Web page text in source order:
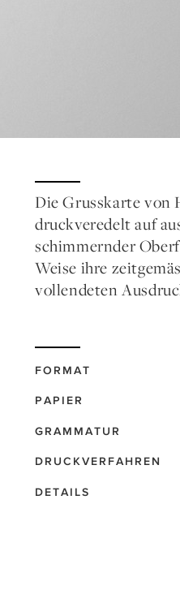
Die Grusskarte von
druckveredelt auf
schimmernder
Weise ihre
vollendeten
FORMAT
PAPIER
GRAMMATUR
DRUCKVERFAHREN
DETAILS